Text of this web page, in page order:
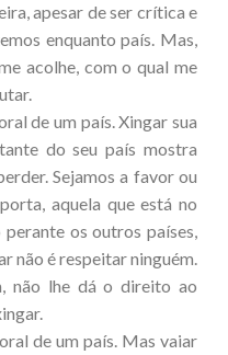
apesar de ser crítica e
enquanto país. Mas,
acolhe, com o qual me
de um país. Xingar sua
do seu país mostra
Sejamos a favor ou
aquela que está no
os outros países,
não é respeitar ninguém.
não lhe dá o direito ao
de um país. Mas vaiar